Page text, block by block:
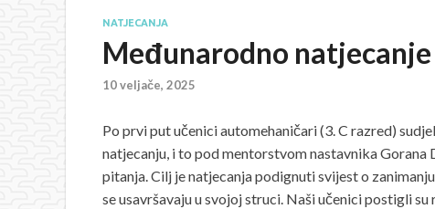
NATJECANJA
Međunarodno
10 veljače, 2025
Po prvi put učenici automehaničari (3. C razred)
natjecanju, i to pod mentorstvom nastavnika Gorana
pitanja. Cilj je natjecanja podignuti svijest o
se usavršavaju u svojoj struci. Naši učenici postigli